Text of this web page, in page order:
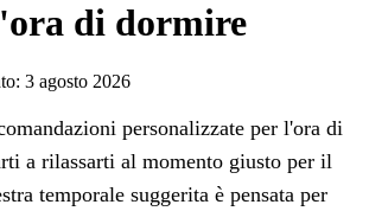
di dormire
3 agosto 2026
personalizzate per l'ora di
a rilassarti al momento giusto per il
temporale suggerita è pensata per